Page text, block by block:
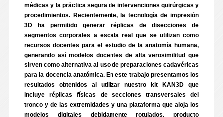
médicas y la práctica segura de intervenciones quirúrgicas y
procedimientos. Recientemente, la tecnología de impresión
3D ha permitido generar réplicas de disecciones de
segmentos corporales a escala real que se utilizan como
recursos docentes para el estudio de la anatomía humana,
generando así modelos docentes de alta verosimilitud que
sirven como alternativa al uso de preparaciones cadavéricas
para la docencia anatómica. En este trabajo presentamos los
resultados obtenidos al utilizar nuestro kit KAN3D que
incluye réplicas físicas de secciones transversales del
tronco y de las extremidades y una plataforma que aloja los
modelos digitales debidamente rotulados, producto